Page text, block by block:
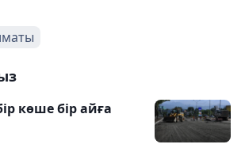
көше бір айға